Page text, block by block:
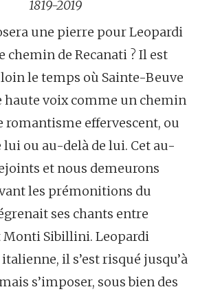
1819-2019
une pierre pour Leopardi
chemin de Recanati ? Il est
le temps où Sainte-Beuve
haute voix comme un chemin
romantisme effervescent, ou
ou au-delà de lui. Cet au-
et nous demeurons
les prémonitions du
ses chants entre
Sibillini. Leopardi
il s’est risqué jusqu’à
s’imposer, sous bien des